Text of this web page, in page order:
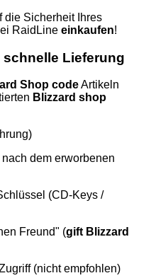
die Sicherheit Ihres
RaidLine einkaufen!
Lieferung
Shop codeArtikeln
Blizzard shop
dem erworbenen
(CD-Keys /
Freund" (gift Blizzard
(nicht empfohlen)